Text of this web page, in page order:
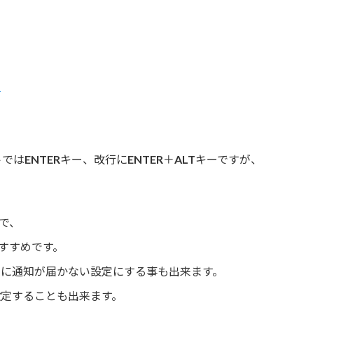
はENTERキー、改行にENTER＋ALTキーですが、
、
めです。
通知が届かない設定にする事も出来ます。
することも出来ます。